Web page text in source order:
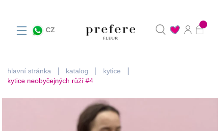
CZ
hlavní stránka katalog
kytice
kytice neobyčejných růží #4